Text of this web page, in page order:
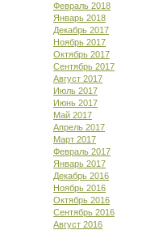
Февраль 2018
Январь 2018
Декабрь 2017
Ноябрь 2017
Октябрь 2017
Сентябрь 2017
Август 2017
Июль 2017
Июнь 2017
Май 2017
Апрель 2017
Март 2017
Февраль 2017
Январь 2017
Декабрь 2016
Ноябрь 2016
Октябрь 2016
Сентябрь 2016
Август 2016